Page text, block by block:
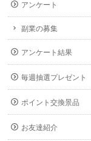
アンケート
副業の募集
アンケート結果
毎週抽選プレゼント
ポイント交換景品
お友達紹介